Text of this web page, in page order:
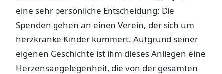
eine sehr persönliche Entscheidung: Die
Spenden gehen an einen Verein, der sich um
herzkranke Kinder kümmert. Aufgrund seiner
eigenen Geschichte ist ihm dieses Anliegen eine
Herzensangelegenheit, die von der gesamten